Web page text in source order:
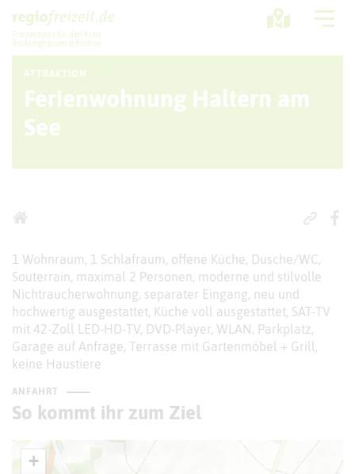
Freizeittipps für den Kreis
Recklinghausen & Bottrop
ATTRAKTION
Ferienwohnung Haltern am
See
1 Wohnraum, 1 Schlafraum, offene Küche, Dusche/WC,
Souterrain, maximal 2 Personen, moderne und stilvolle
Nichtraucherwohnung, separater Eingang, neu und
hochwertig ausgestattet, Küche voll ausgestattet, SAT-TV
mit 42-Zoll LED-HD-TV, DVD-Player, WLAN, Parkplatz,
Garage auf Anfrage, Terrasse mit Gartenmöbel + Grill,
keine Haustiere
ANFAHRT
So kommt ihr zum Ziel
+